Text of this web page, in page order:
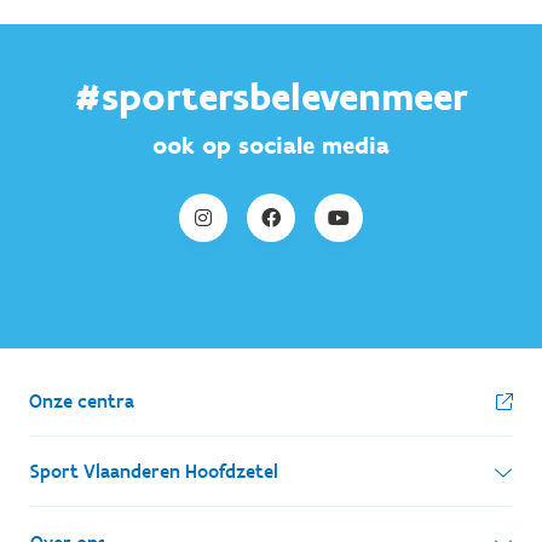
#sportersbelevenmeer
ook op sociale media
Onze centra
Sport Vlaanderen Hoofdzetel
Simon Bolivarlaan 17